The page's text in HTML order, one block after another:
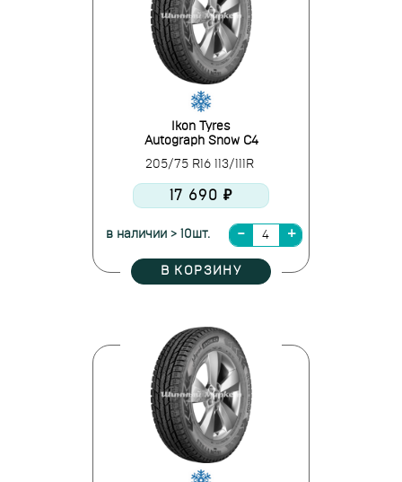
Ikon Tyres
Autograph Snow C4
205/75 R16 113/111R
17 690 ₽
в наличии > 10шт.
В КОРЗИНУ